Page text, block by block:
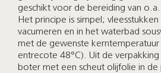
geschikt voor de bereiding van
Het principe is simpel;
vacumeren en in het waterbad
met de gewenste
entrecote 48°C). Uit de verpakking
boter met een scheut olijfolie in de